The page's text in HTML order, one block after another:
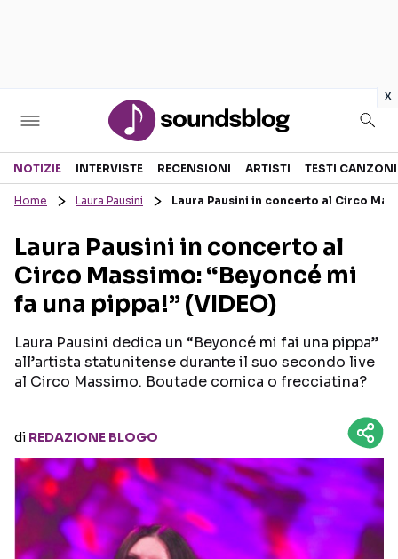
x
Sezioni
RECENSIONI MUSICALI
INTERVISTE
GOSSIP E CURIOSITÀ
TESTI CANZONI
TOUR ED EVENTI
TALENT SHOW
Seguici sui social
NOTIZIE INTERVISTE RECENSIONI ARTISTI TESTI CANZONI
Home Laura Pausini Laura Pausini in concerto al Circo
Laura Pausini in concerto al
Circo Massimo: “Beyoncé mi
fa una pippa!” (VIDEO)
Laura Pausini dedica un “Beyoncé mi fai una pippa”
all’artista statunitense durante il suo secondo live
al Circo Massimo. Boutade comica o frecciatina?
di REDAZIONE BLOGO